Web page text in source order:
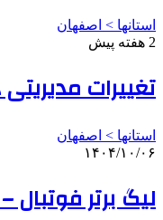
استانها > اصفهان
2 هفته پیش
تغییرات
استانها > اصفهان
۱۴۰۴/۱۰/۰۶
لیگ برتر